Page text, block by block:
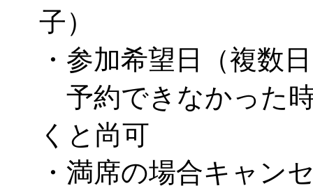
子）
・参加希望日（複数
予約できなかった
くと尚可
・満席の場合キャン